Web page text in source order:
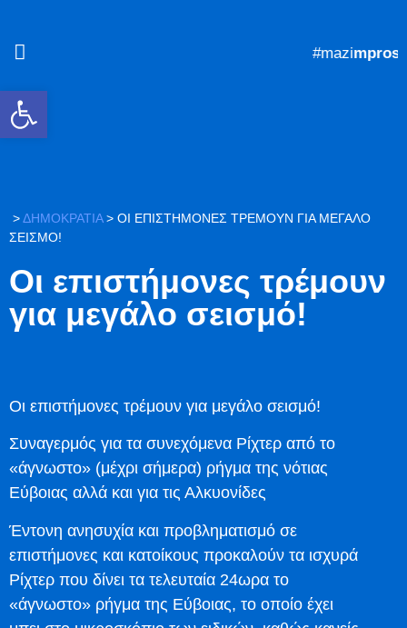
Ανοίξτε τη γραμμή εργαλείων
#mazimprosta
>ΔΗΜΟΚΡΑΤΙΑ> ΟΙ ΕΠΙΣΤΉΜΟΝΕΣ ΤΡΈΜΟΥΝ ΓΙΑ ΜΕΓΆΛΟ
ΣΕΙΣΜΌ!
Οι επιστήμονες τρέμουν
για μεγάλο σεισμό!
Οι επιστήμονες τρέμουν για μεγάλο σεισμό!
Συναγερμός για τα συνεχόμενα Ρίχτερ από το
«άγνωστο» (μέχρι σήμερα) ρήγμα της νότιας
Εύβοιας αλλά και για τις Αλκυονίδες
Έντονη ανησυχία και προβληματισμό σε
επιστήμονες και κατοίκους προκαλούν τα ισχυρά
Ρίχτερ που δίνει τα τελευταία 24ωρα το
«άγνωστο» ρήγμα της Εύβοιας, το οποίο έχει